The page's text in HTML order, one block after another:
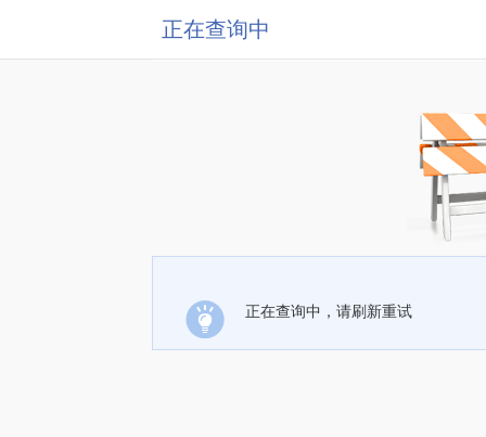
正在查询中
正在查询中，请刷新重试